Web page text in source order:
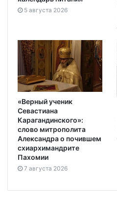
5 августа 2026
«Верный ученик
Севастиана
Карагандинского»:
слово митрополита
Александра о почившем
схиархимандрите
Пахомии
7 августа 2026